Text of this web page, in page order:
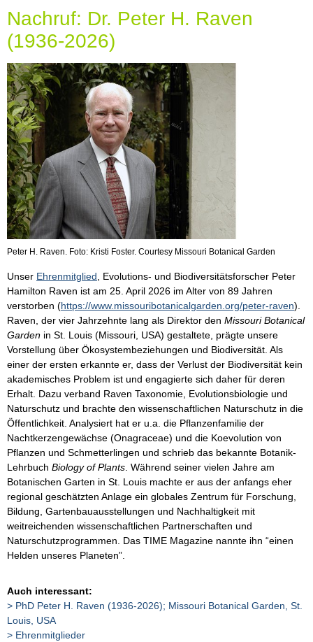
Nachruf: Dr. Peter H. Raven
(1936-2026)
Peter H. Raven. Foto: Kristi Foster. Courtesy Missouri Botanical Garden
Unser Ehrenmitglied , Evolutions- und Biodiversitätsforscher Peter
Hamilton Raven ist am 25. April 2026 im Alter von 89 Jahren
verstorben (https://www.missouribotanicalgarden.org/peter-raven).
Raven, der vier Jahrzehnte lang als Direktor den Missouri Botanical
Garden in St. Louis (Missouri, USA) gestaltete, prägte unsere
Vorstellung über Ökosystembeziehungen und Biodiversität. Als
einer der ersten erkannte er, dass der Verlust der Biodiversität kein
akademisches Problem ist und engagierte sich daher für deren
Erhalt. Dazu verband Raven Taxonomie, Evolutionsbiologie und
Naturschutz und brachte den wissenschaftlichen Naturschutz in die
Öffentlichkeit. Analysiert hat er u.a. die Pflanzenfamilie der
Nachtkerzengewächse (Onagraceae) und die Koevolution von
Pflanzen und Schmetterlingen und schrieb das bekannte Botanik-
Lehrbuch Biology of Plants . Während seiner vielen Jahre am
Botanischen Garten in St. Louis machte er aus der anfangs eher
regional geschätzten Anlage ein globales Zentrum für Forschung,
Bildung, Gartenbauausstellungen und Nachhaltigkeit mit
weitreichenden wissenschaftlichen Partnerschaften und
Naturschutzprogrammen. Das TIME Magazine nannte ihn “einen
Helden unseres Planeten”.
Auch interessant:
PhD Peter H. Raven (1936-2026); Missouri Botanical Garden, St.
Louis, USA
Ehrenmitglieder